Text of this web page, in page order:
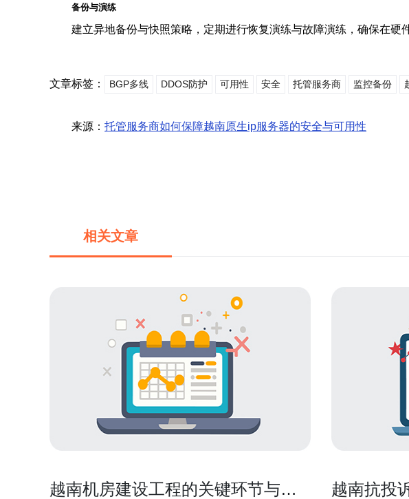
备份与演练
建立异地备份与快照策略，定期进行恢复演练与故障演练，确保在硬
文章标签： BGP多线 DDOS防护 可用性 安全 托管服务商 监控备份
来源： 托管服务商如何保障越南原生ip服务器的安全与可用性
相关文章
越南机房建设工程的关键环节与注
越南抗投